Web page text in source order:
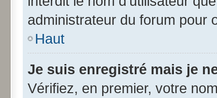
administrateur du forum pour
Haut
Je suis enregistré mais je
Vérifiez, en premier, votre